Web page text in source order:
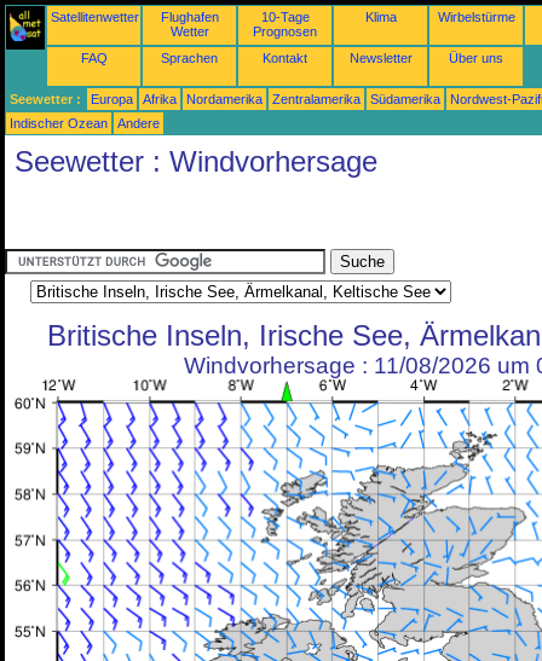
Satellitenwetter
Flughafen
Wetter
10-Tage
Prognosen
Klima Wirbelstürme
FAQ Sprachen Kontakt Newsletter Über uns
Seewetter : Europa Afrika Nordamerika Zentralamerika Südamerika
Nordwest-
Indischer Ozean
Andere
Seewetter : Windvorhersage
Britische Inseln, Irische See,
Windvorhersage : 11/08/2026 um